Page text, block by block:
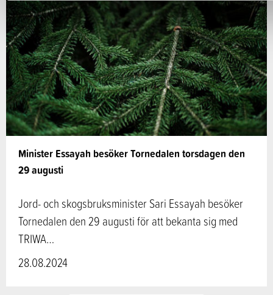
Minister Essayah besöker Tornedalen torsdagen den
29 augusti
Jord- och skogsbruksminister Sari Essayah besöker
Tornedalen den 29 augusti för att bekanta sig med
TRIWA…
28.08.2024